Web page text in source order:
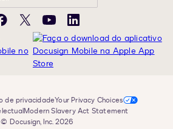
Facebook
X YouTubeLinkedIn
de privacidadeYour Privacy Choices
Modern Slavery Act Statement
© Docusign, Inc. 2026